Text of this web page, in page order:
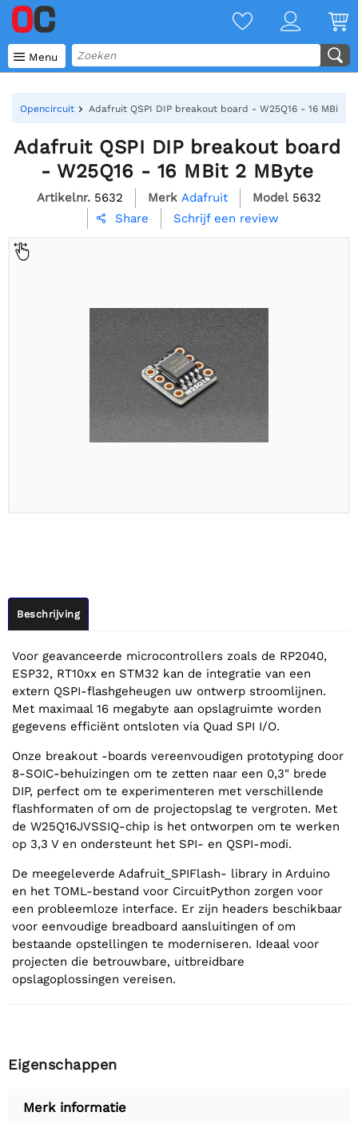
 Menu
Opencircuit Adafruit QSPI DIP breakout board - W25Q16 - 16 MBit 2
Adafruit QSPI DIP breakout board
- W25Q16 - 16 MBit 2 MByte
Artikelnr. 5632 Merk Adafruit Model 5632
 Share Schrijf een review
Beschrijving
Voor geavanceerde microcontrollers zoals de RP2040,
ESP32, RT10xx en STM32 kan de integratie van een
extern QSPI-flashgeheugen uw ontwerp stroomlijnen.
Met maximaal 16 megabyte aan opslagruimte worden
gegevens efficiënt ontsloten via Quad SPI I/O.
Onze breakout -boards vereenvoudigen prototyping door
8-SOIC-behuizingen om te zetten naar een 0,3" brede
DIP, perfect om te experimenteren met verschillende
flashformaten of om de projectopslag te vergroten. Met
de W25Q16JVSSIQ-chip is het ontworpen om te werken
op 3,3 V en ondersteunt het SPI- en QSPI-modi.
De meegeleverde Adafruit_SPIFlash- library in Arduino
en het TOML-bestand voor CircuitPython zorgen voor
een probleemloze interface. Er zijn headers beschikbaar
voor eenvoudige breadboard aansluitingen of om
bestaande opstellingen te moderniseren. Ideaal voor
projecten die betrouwbare, uitbreidbare
opslagoplossingen vereisen.
Eigenschappen
Merk informatie